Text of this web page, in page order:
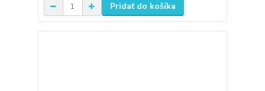
Pridať do košíka